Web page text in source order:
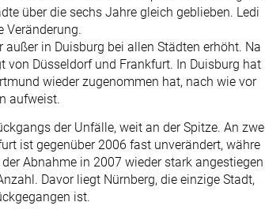
über die sechs Jahre gleich geblieben. Ledi
Veränderung.
in Duisburg bei allen Städten erhöht. Na
von Düsseldorf und Frankfurt. In Duisburg hat
wieder zugenommen hat, nach wie vor
aufweist.
der Unfälle, weit an der Spitze. An zwe
ist gegenüber 2006 fast unverändert, währe
Abnahme in 2007 wieder stark angestiegen
Davor liegt Nürnberg, die einzige Stadt,
ist.